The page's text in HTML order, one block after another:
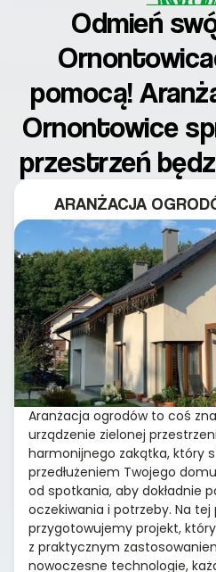
Odmień
pomocą!
Ornontowice
przestrzeń
ARANŻACJA
Aranżacja ogrodów to coś
urządzenie zielonej
harmonijnego zakątka, który
przedłużeniem Twojego
od spotkania, aby dokładnie
oczekiwania i potrzeby. Na
przygotowujemy projekt,
z praktycznym
nowoczesne technologie,